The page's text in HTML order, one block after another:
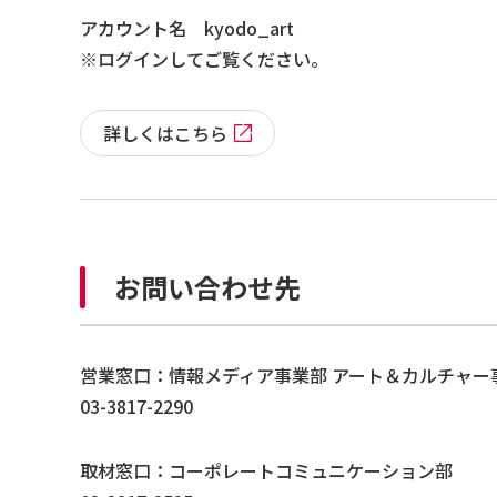
アカウント名 kyodo_art
※ログインしてご覧ください。
詳しくはこちら
お問い合わせ先
営業窓口：情報メディア事業部 アート＆カルチャー
03-3817-2290
取材窓口：コーポレートコミュニケーション部